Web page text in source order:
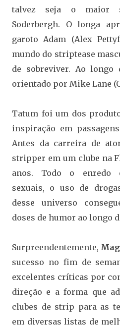
talvez seja o maior
Soderbergh. O longa
garoto Adam (Alex
mundo do striptease
de sobreviver. Ao longo
orientado por Mike Lane
Tatum foi um dos
inspiração em
Antes da carreira de
stripper em um clube na
anos. Todo o enredo
sexuais, o uso de
desse universo
doses de humor ao longo
Surpreendentemente,
sucesso no fim de
excelentes críticas por
direção e a forma que
clubes de strip para as
em diversas listas de